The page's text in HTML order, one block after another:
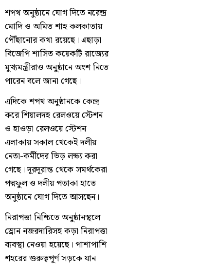
শপথ অনুষ্ঠানে যোগ দিতে নরেন্দ্র
মোদি ও অমিত শাহ কলকাতায়
পৌঁছানোর কথা রয়েছে। এছাড়া
বিজেপি শাসিত কয়েকটি রাজ্যের
মুখ্যমন্ত্রীরাও অনুষ্ঠানে অংশ নিতে
পারেন বলে জানা গেছে।
এদিকে শপথ অনুষ্ঠানকে কেন্দ্র
করে শিয়ালদহ রেলওয়ে স্টেশন
ও হাওড়া রেলওয়ে স্টেশন
এলাকায় সকাল থেকেই দলীয়
নেতা-কর্মীদের ভিড় লক্ষ্য করা
গেছে। দূরদূরান্ত থেকে সমর্থকেরা
পদ্মফুল ও দলীয় পতাকা হাতে
অনুষ্ঠানে যোগ দিতে আসছেন।
নিরাপত্তা নিশ্চিতে অনুষ্ঠানস্থলে
ড্রোন নজরদারিসহ কড়া নিরাপত্তা
ব্যবস্থা নেওয়া হয়েছে। পাশাপাশি
শহরের গুরুত্বপূর্ণ সড়কে যান